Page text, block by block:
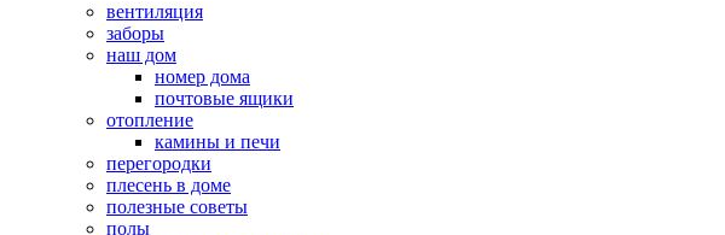
вентиляция
заборы
наш дом
номер дома
почтовые ящики
отопление
камины и печи
перегородки
плесень в доме
полезные советы
полы